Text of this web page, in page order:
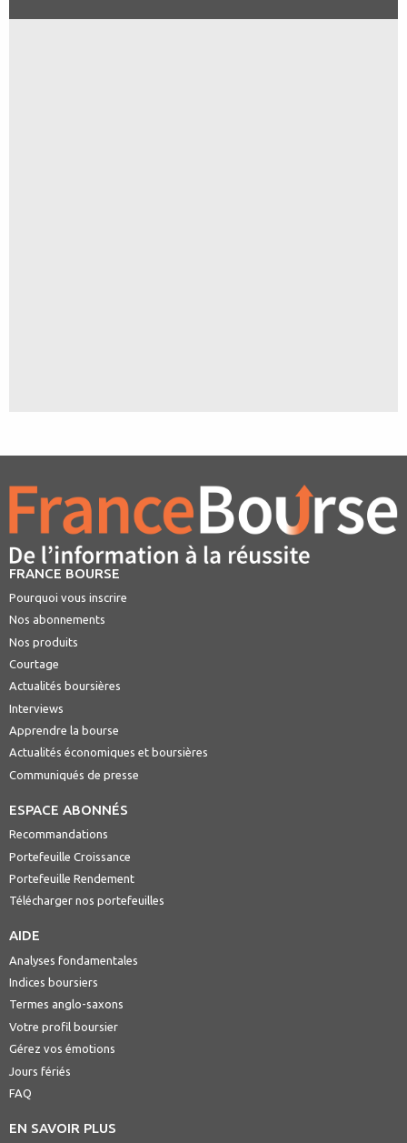
FRANCE BOURSE
Pourquoi vous inscrire
Nos abonnements
Nos produits
Courtage
Actualités boursières
Interviews
Apprendre la bourse
Actualités économiques et boursières
Communiqués de presse
ESPACE ABONNÉS
Recommandations
Portefeuille Croissance
Portefeuille Rendement
Télécharger nos portefeuilles
AIDE
Analyses fondamentales
Indices boursiers
Termes anglo-saxons
Votre profil boursier
Gérez vos émotions
Jours fériés
FAQ
EN SAVOIR PLUS